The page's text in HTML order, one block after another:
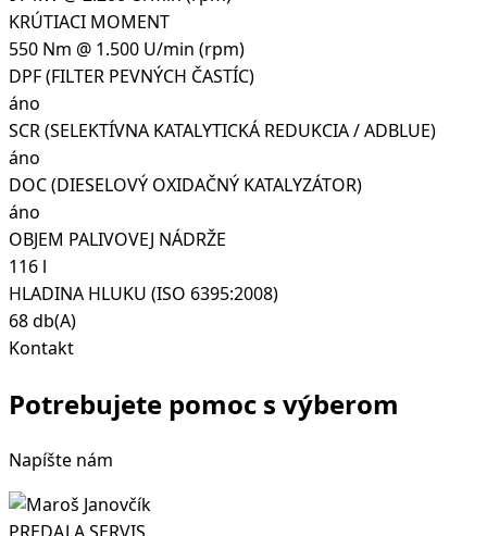
KRÚTIACI MOMENT
550 Nm @ 1.500 U/min (rpm)
DPF (FILTER PEVNÝCH ČASTÍC)
áno
SCR (SELEKTÍVNA KATALYTICKÁ REDUKCIA / ADBLUE)
áno
DOC (DIESELOVÝ OXIDAČNÝ KATALYZÁTOR)
áno
OBJEM PALIVOVEJ NÁDRŽE
116 l
HLADINA HLUKU (ISO 6395:2008)
68 db(A)
Kontakt
Potrebujete pomoc s výberom
Napíšte nám